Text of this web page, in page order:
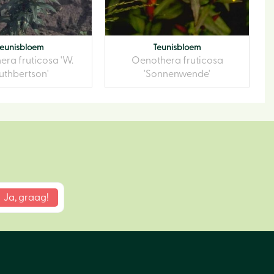
fruticosa 'W.
Teunisbloem
Oenothera fruticosa
'Sonnenwende'